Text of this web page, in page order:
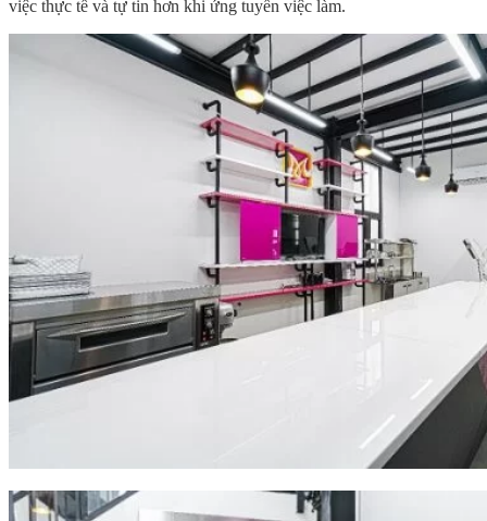
việc thực tế và tự tin hơn khi ứng tuyển việc làm.